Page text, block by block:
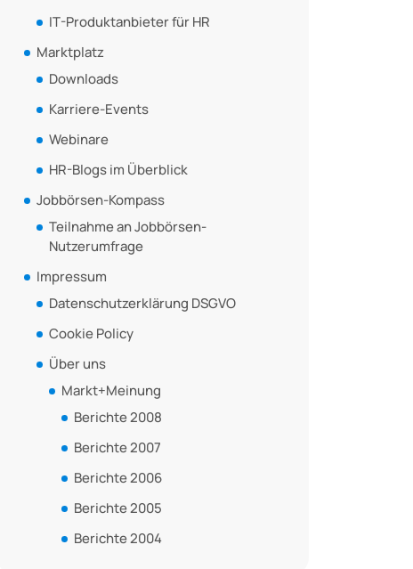
IT-Produktanbieter für HR
Marktplatz
Downloads
Karriere-Events
Webinare
HR-Blogs im Überblick
Jobbörsen-Kompass
Teilnahme an Jobbörsen-
Nutzerumfrage
Impressum
Datenschutzerklärung DSGVO
Cookie Policy
Über uns
Markt+Meinung
Berichte 2008
Berichte 2007
Berichte 2006
Berichte 2005
Berichte 2004